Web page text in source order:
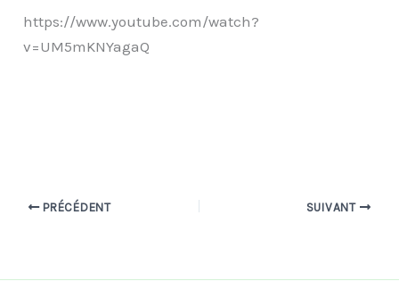
https://www.youtube.com/watch?
v=UM5mKNYagaQ
PRÉCÉDENT SUIVANT